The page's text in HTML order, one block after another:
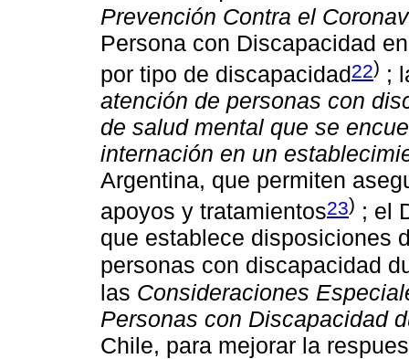
Prevención Contra el
Persona con Discapacidad
por tipo de discapacidad22) ;
atención de personas con
de salud mental que se
internación en un
Argentina, que permiten
apoyos y tratamientos23) ; el
que establece disposiciones
personas con discapacidad
las Consideraciones
Personas con Discapacidad
Chile, para mejorar la